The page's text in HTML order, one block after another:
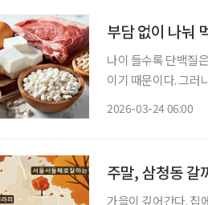
부담 없이 나눠
나이 들수록 단백질
이기 때문이다. 그러
2026-03-24 06:00
주말, 삼청동
가을이 깊어간다. 집